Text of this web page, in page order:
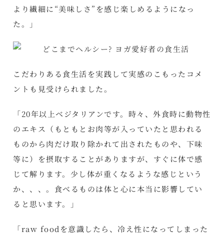
より繊細に“美味しさ”を感じ楽しめるようになっ
た。」
こだわりある食生活を実践して実感のこもったコメ
ントも見受けられました。
「20年以上ベジタリアンです。時々、外食時に動物性
のエキス（もともとお肉等が入っていたと思われる
ものから肉だけ取り除かれて出されたものや、下味
等に）を摂取することがありますが、すぐに体で感
じて解ります。少し体が重くなるような感じという
か、、、。食べるものは体と心に本当に影響してい
ると思います。」
「raw foodを意識したら、冷え性になってしまった